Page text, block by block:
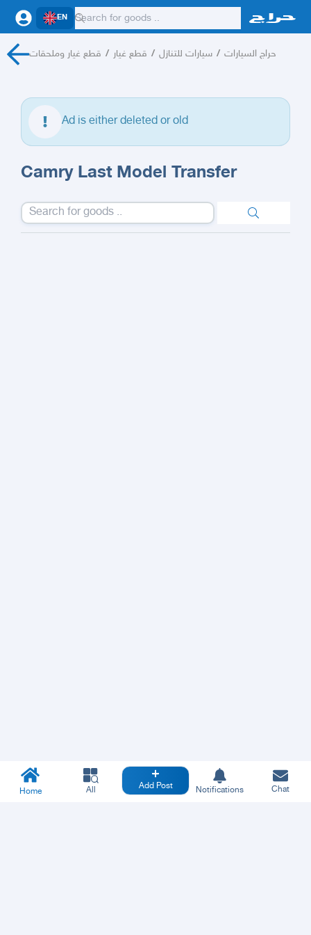
EN
قطع غيار وملحقات / قطع غيار / سيارات للتنازل / حراج السيارات
Ad is either deleted or old
Camry Last Model Transfer
Home All Add Post Notifications Chat